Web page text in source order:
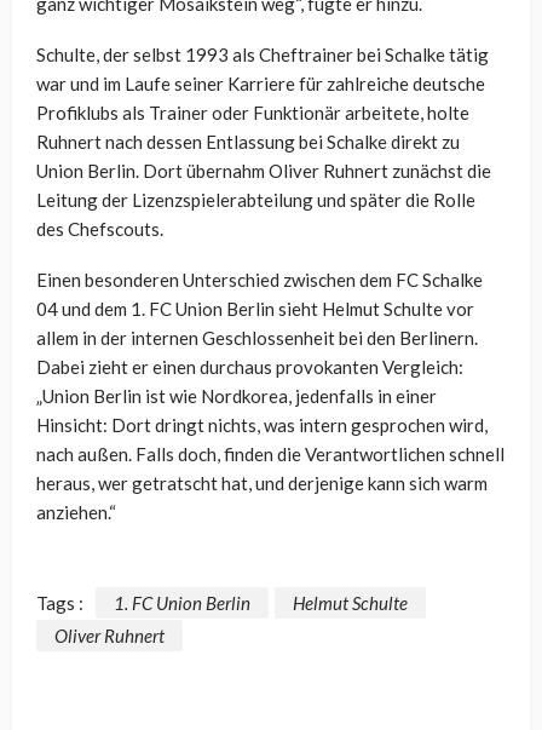
Schulte, der selbst 1993 als Cheftrainer bei Schalke tätig
war und im Laufe seiner Karriere für zahlreiche deutsche
Profiklubs als Trainer oder Funktionär arbeitete, holte
Ruhnert nach dessen Entlassung bei Schalke direkt zu
Union Berlin. Dort übernahm Oliver Ruhnert zunächst die
Leitung der Lizenzspielerabteilung und später die Rolle
des Chefscouts.
Einen besonderen Unterschied zwischen dem FC Schalke
04 und dem 1. FC Union Berlin sieht Helmut Schulte vor
allem in der internen Geschlossenheit bei den Berlinern.
Dabei zieht er einen durchaus provokanten Vergleich:
„Union Berlin ist wie Nordkorea, jedenfalls in einer
Hinsicht: Dort dringt nichts, was intern gesprochen wird,
nach außen. Falls doch, finden die Verantwortlichen schnell
heraus, wer getratscht hat, und derjenige kann sich warm
anziehen.“
Tags : 1. FC Union Berlin
Helmut Schulte
Oliver Ruhnert